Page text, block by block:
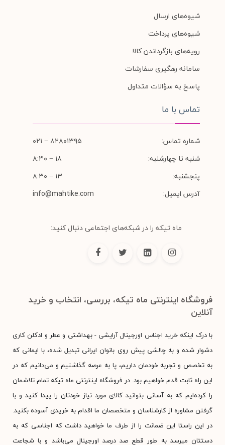
شیوه‌های ارسال
شیوه‌های پرداخت
رویه‌های بازگرداندن کالا
سامانه رهگیری سفارشات
پاسخ به سؤالات متداول
تماس با ما
شماره تماس:
۸۲۸۰۱۳۹۵ − ۰۲۱
شنبه تا چهارشنبه:
۱۸ − ۸:۳۰
پنجشنبه:
۱۳ − ۸:۳۰
آدرس ایمیل:
info@mahtike.com
ماه تیکه را در شبکه‌های اجتماعی دنبال کنید:
فروشگاه اینترنتی ماه تیکه، بررسی، انتخاب و خرید
آنلاین
با درک اینکه خرید اجناس اورجینال آرایشی - بهداشتی و عطر و ادکلن کاری
دشوار شده و به چالشی پیش روی بانوان ایرانی تبدیل شده، با ایمانی که
به تخصص و تجربه خودمان داریم، پا به عرصه گذاشتیم و می‌دانیم که در
این راه ثابت قدم خواهیم بود. در فروشگاه اینترنتی ماه تیکه تمام تلاشمان
را کرده‌ایم که به آسانی بتوانید کالای مورد نیاز خودتان را پیدا کنید و با
گرفتن مشاوره از کارشناسان و متخصصان ما اقدام به خریدی آسوده بکنید.
در این راستا این ضمانت را از طرف ما خواهید داشت که اجناسی که به
دستتان میرسد به طور قطع صد درصد اورجینال می‌باشد و با شجاعت